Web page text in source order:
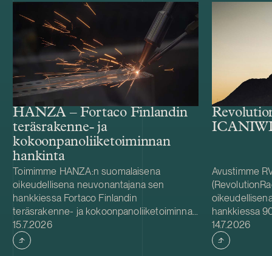
HANZA – Fortaco Finlandin
teräsrakenne- ja
kokoonpanoliiketoiminnan
hankinta
Toimimme HANZA:n suomalaisena
oikeudellisena neuvonantajana sen
hankkiessa Fortaco Finlandin
teräsrakenne- ja kokoonpanoliiketoiminnat.
Järjestely toteutetaan liiketoiminta- ja
osakekauppana, ja se kattaa Fortaco
Finlandin teräsrakenne- ja
Julkaistu
15.7.2026
Avustimme
hankkiessa
osakkeista.
ruotsalainen
Julkaistu
14.7.2026